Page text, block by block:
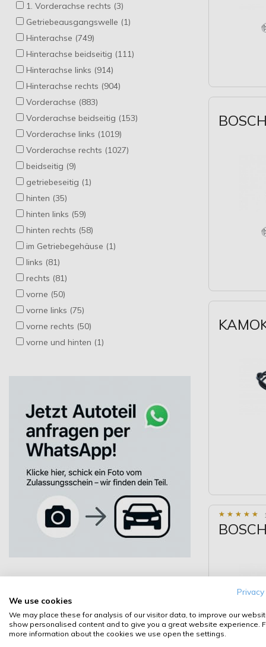
★ ★ ★ ★ ★
★ ★ ★ ★ ★
COJALI (4)
CORTECO (1)
DELPHI (621)
DENCKERMANN (177)
DIEDERICHS (2)
DT Spare Parts (63)
ENERGY (34)
EPS (18)
ERA (122)
ESEN SKV (313)
FACET (82)
FAE (109)
FAST (73)
FEBEST (14)
FEBI BILSTEIN (151)
HALDEX (2)
HELLA (99)
HERTH+BUSS JAKOPARTS (62)
HITACHI (18)
HOFFER (81)
JAPANPARTS (379)
JP GROUP (2)
MAXGEAR (432)
MEAT & DORIA (203)
MERITOR (2)
METZGER (86)
MOBILETRON (42)
Metalcaucho (2)
NGK (3)
NK (33)
SNR (111)
SWAG (9)
TEXTAR (12)
1. Vorderachse rechts (3)
Getriebeausgangswelle (1)
Hinterachse (749)
Hinterachse beidseitig (111)
Hinterachse links (914)
Hinterachse rechts (904)
Vorderachse (883)
Vorderachse beidseitig (153)
Vorderachse links (1019)
Vorderachse rechts (1027)
beidseitig (9)
getriebeseitig (1)
hinten (35)
hinten links (59)
hinten rechts (58)
im Getriebegehäuse (1)
links (81)
rechts (81)
vorne (50)
vorne links (75)
vorne rechts (50)
vorne und hinten (1)
We use cookies
We may place these for analysis of our visitor data, to improve our
show personalised content and to give you a great website experience.
more information about the cookies we use open the settings.